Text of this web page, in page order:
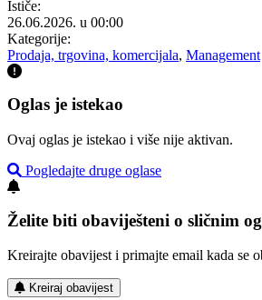
Ističe:
26.06.2026. u 00:00
Kategorije:
Prodaja, trgovina, komercijala, Management
Oglas je istekao
Ovaj oglas je istekao i više nije aktivan.
Pogledajte druge oglase
Želite biti obaviješteni o sličnim
Kreirajte obavijest i primajte email kada se
Kreiraj obavijest